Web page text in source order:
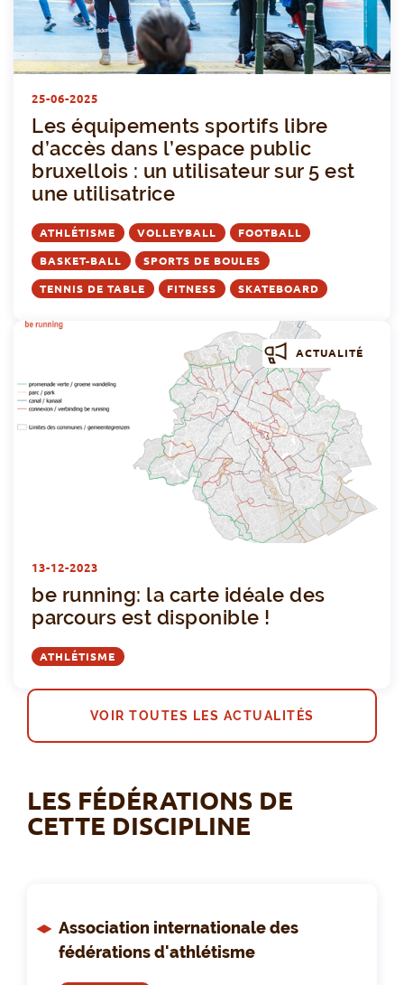
25-06-2025
Les équipements sportifs libre
d’accès dans l’espace public
bruxellois : un utilisateur sur 5 est
une utilisatrice
ATHLÉTISME VOLLEYBALL FOOTBALL
BASKET-BALL SPORTS DE BOULES
TENNIS DE TABLE FITNESS SKATEBOARD
ACTUALITÉ
13-12-2023
be running: la carte idéale des
parcours est disponible !
ATHLÉTISME
VOIR TOUTES LES ACTUALITÉS
LES FÉDÉRATIONS DE
CETTE DISCIPLINE
Association internationale des
fédérations d'athlétisme